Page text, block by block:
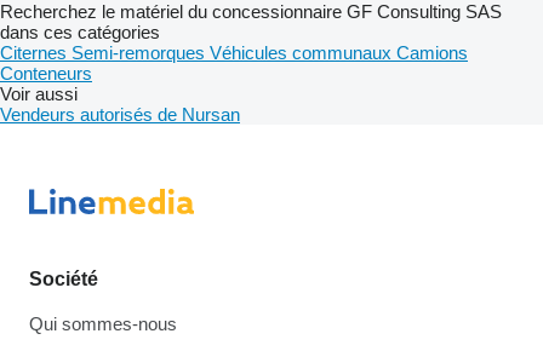
Recherchez le matériel du concessionnaire GF Consulting SAS
dans ces catégories
Citernes Semi-remorques Véhicules communaux Camions
Conteneurs
Voir aussi
Vendeurs autorisés de Nursan
Société
Qui sommes-nous